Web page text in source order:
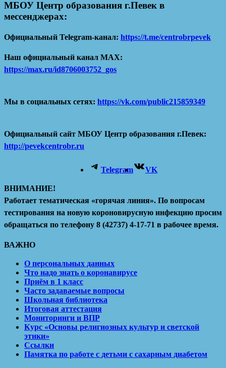
МБОУ Центр образования г.Певек в
мессенджерах:
Официальный Telegram-канал: https://t.me/centrobrpevek
Наш официальный канал MAX:
https://max.ru/id8706003752_gos
Мы в социальных сетях: https://vk.com/public215859349
Официальный сайт МБОУ Центр образования г.Певек:
http://pevekcentrobr.ru
Telegram VK
ВНИМАНИЕ!
Работает тематическая «горячая линия». По вопросам
тестирования на новую короновирусную инфекцию просим
обращаться по телефону 8 (42737) 4-17-71 в рабочее время.
ВАЖНО
О персональных данных
Что надо знать о коронавирусе
Приём в 1 класс
Часто задаваемые вопросы
Школьная библиотека
Итоговая аттестация
Мониторинги и ВПР
Курс «Основы религиозных культур и светской
этики»
Ссылки
Памятка по работе с детьми с сахарным диабетом